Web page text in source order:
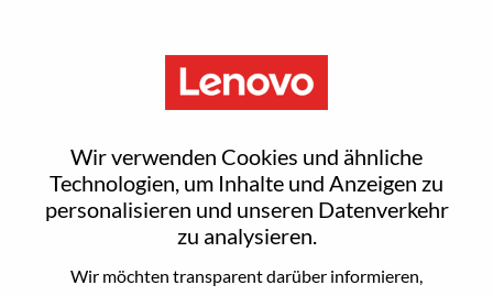
Wir verwenden Cookies und ähnliche
Technologien, um Inhalte und Anzeigen zu
personalisieren und unseren Datenverkehr
zu analysieren.
Wir möchten transparent darüber informieren,
Reset password
Are you sure you want to reset your